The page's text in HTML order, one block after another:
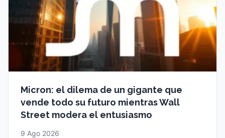
Micron: el dilema de un gigante que
vende todo su futuro mientras Wall
Street modera el entusiasmo
9 Ago 2026